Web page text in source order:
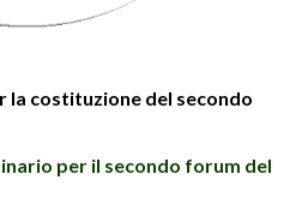
la costituzione del secondo
per il secondo forum del